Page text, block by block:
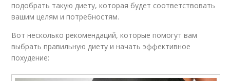
подобрать такую диету, которая будет соответствовать
вашим целям и потребностям.
Вот несколько рекомендаций, которые помогут вам
выбрать правильную диету и начать эффективное
похудение: